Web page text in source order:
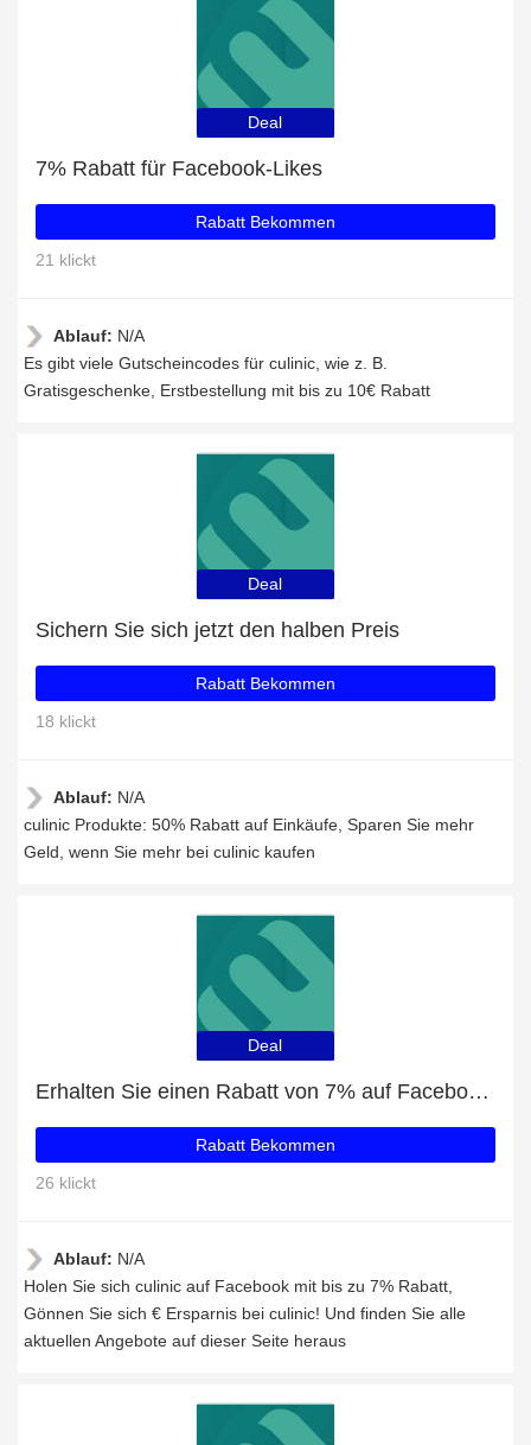
Deal
7% Rabatt für Facebook-Likes
Rabatt Bekommen
21 klickt
Ablauf: N/A
Es gibt viele Gutscheincodes für culinic, wie z. B.
Gratisgeschenke, Erstbestellung mit bis zu 10€ Rabatt
Deal
Sichern Sie sich jetzt den halben Preis
Rabatt Bekommen
18 klickt
Ablauf: N/A
culinic Produkte: 50% Rabatt auf Einkäufe, Sparen Sie mehr
Geld, wenn Sie mehr bei culinic kaufen
Deal
Erhalten Sie einen Rabatt von 7% auf Facebook-Likes
Rabatt Bekommen
26 klickt
Ablauf: N/A
Holen Sie sich culinic auf Facebook mit bis zu 7% Rabatt,
Gönnen Sie sich € Ersparnis bei culinic! Und finden Sie alle
aktuellen Angebote auf dieser Seite heraus